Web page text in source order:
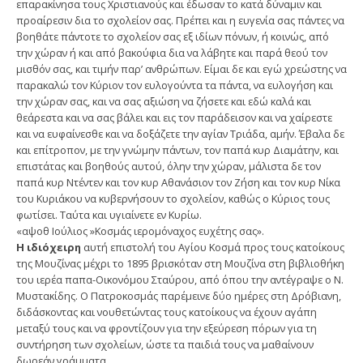
επαρακίνησα τους Χριστιανούς και έδωσαν το κατά δύναμιν και
προαίρεσιν δια το σχολείον σας. Πρέπει και η ευγενία σας πάντες να
βοηθάτε πάντοτε το σχολείον σας εξ ιδίων πόνων, ή κοινώς, από
την χώραν ή και από βακούφια δια να λάβητε και παρά θεού τον
μισθόν σας, και τιμήν παρ’ ανθρώπων. Είμαι δε και εγώ χρεώστης να
παρακαλώ τον Κύριον τον ευλογούντα τα πάντα, να ευλογήση και
την χώραν σας, και να σας αξιώση να ζήσετε και εδώ καλά και
θεάρεστα και να σας βάλει και εις τον παράδεισον και να χαίρεστε
και να ευφαίνεσθε και να δοξάζετε την αγίαν Τριάδα, αμήν. Έβαλα δε
και επίτροπον, με την γνώμην πάντων, τον παπά κυρ Διαμάτην, και
επιστάτας και βοηθούς αυτού, όλην την χώραν, μάλιστα δε τον
παπά κυρ Ντέντεν και τον κυρ Αθανάσιον τον Ζήση και τον κυρ Νίκα
του Κυριάκου να κυβερνήσουν το σχολείον, καθώς ο Κύριος τους
φωτίσει. Ταύτα και υγιαίνετε εν Κυρίω.
«αψοθ Ιούλιος »Κοσμάς ιερομόναχος ευχέτης σας».
Η ιδιόχειρη αυτή επιστολή του Αγίου Κοσμά προς τους κατοίκους
της Μουζίνας μέχρι το 1895 βρισκόταν στη Μουζίνα στη βιβλιοθήκη
του ιερέα παπα-Οικονόμου Σταύρου, από όπου την αντέγραψε ο Ν.
Μυστακίδης. Ο Πατροκοσμάς παρέμεινε δύο ημέρες στη Δρόβιανη,
διδάσκοντας και νουθετώντας τους κατοίκους να έχουν αγάπη
μεταξύ τους και να φροντίζουν για την εξεύρεση πόρων για τη
συντήρηση των σχολείων, ώστε τα παιδιά τους να μαθαίνουν